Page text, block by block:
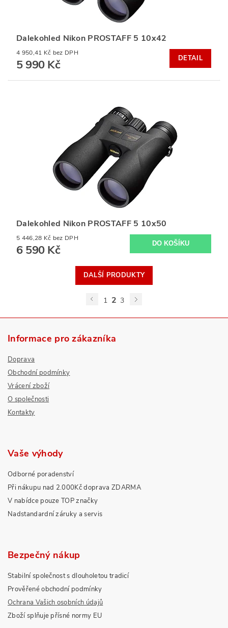
Dalekohled Nikon PROSTAFF 5 10x42
4 950,41 Kč bez DPH
5 990 Kč DETAIL
Dalekohled Nikon PROSTAFF 5 10x50
5 446,28 Kč bez DPH
6 590 Kč
DALŠÍ PRODUKTY
1 2 3
Informace pro zákazníka
Doprava
Obchodní podmínky
Vrácení zboží
O společnosti
Kontakty
Vaše výhody
Odborné poradenství
Při nákupu nad 2.000Kč doprava ZDARMA
V nabídce pouze TOP značky
Nadstandardní záruky a servis
Bezpečný nákup
Stabilní společnost s dlouholetou tradicí
Prověřené obchodní podmínky
Ochrana Vašich osobních údajů
Zboží splňuje přísné normy EU